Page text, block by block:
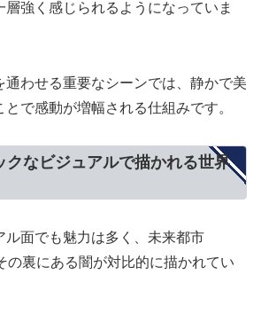
層強く感じられるようになっていま
通わせる重要なシーンでは、静かで美
で感動が増幅される仕組みです。
クなビジュアルで描かれる世界
ル面でも魅力は多く、未来都市
の裏にある闇が対比的に描かれてい